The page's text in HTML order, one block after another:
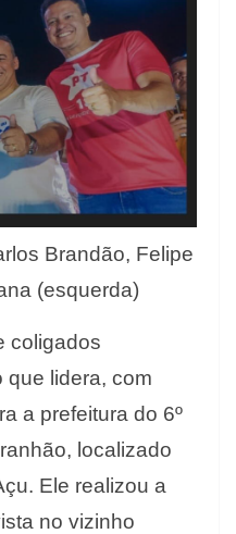
Brandão, Felipe
(esquerda)
coligados
lidera, com
a prefeitura do 6º
localizado
Ele realizou a
no vizinho